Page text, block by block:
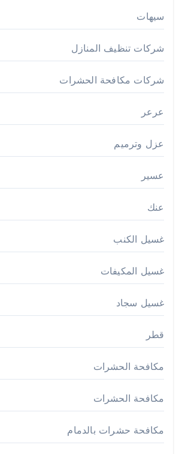
سيهات
شركات تنظيف المنازل
شركات مكافحة الحشرات
عرعر
عزل وترميم
عسير
عنك
غسيل الكنب
غسيل المكيفات
غسيل سجاد
قطر
مكافحة الحشرات
مكافحة الحشرات
مكافحة حشرات بالدمام